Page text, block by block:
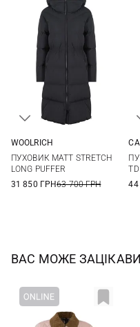
XL
XXL
WOOLRICH
ПУХОВИК MATT STRETCH
LONG PUFFER
31 850 ГРН63 700 ГРН
TD
44
ВАС МОЖЕ